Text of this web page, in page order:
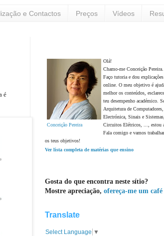
e Contactos Preços Vídeos
é
Conceição Pereira
Olá!
Chamo-me Conceição Pereira.
Faço tutoria e dou
online. O meu objetivo é
melhor os conteúdos,
teu desempenho académico.
Arquitetura de
Electrónica, Sinais e
Circuitos Elétricos, ..., estou
Fala comigo e vamos
os teus objetivos!
Ver lista completa de matérias que ensino
Gosta do que encontra neste sítio?
Mostre apreciação, ofereça-me um café
Translate
Select Language ▼